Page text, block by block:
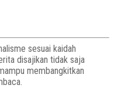
sesuai kaidah
disajikan tidak saja
membangkitkan